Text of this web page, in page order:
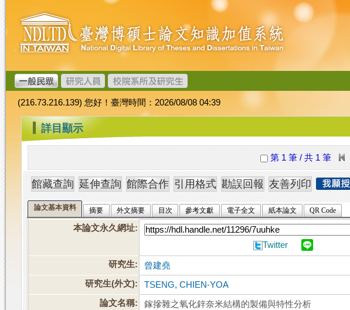
跳
到
主
要
內
容
臺
灣
博
碩
士
論
文
加
值
系
統
(216.73.216.139) 您好！臺灣時間：2026/08/08 04:39
::: 詳目顯示
第 1 筆 / 共 1 筆
論文基本資料 摘要 外文摘要 目次 參考文獻 電子全文 紙本論文 QR Code
本論文永久網址:
Twitter
研究生:
曾建堯
研究生(外文):
TSENG, CHIEN-YOA
論文名稱:
鎵摻雜之氧化鋅奈米結構的製備與特性分析